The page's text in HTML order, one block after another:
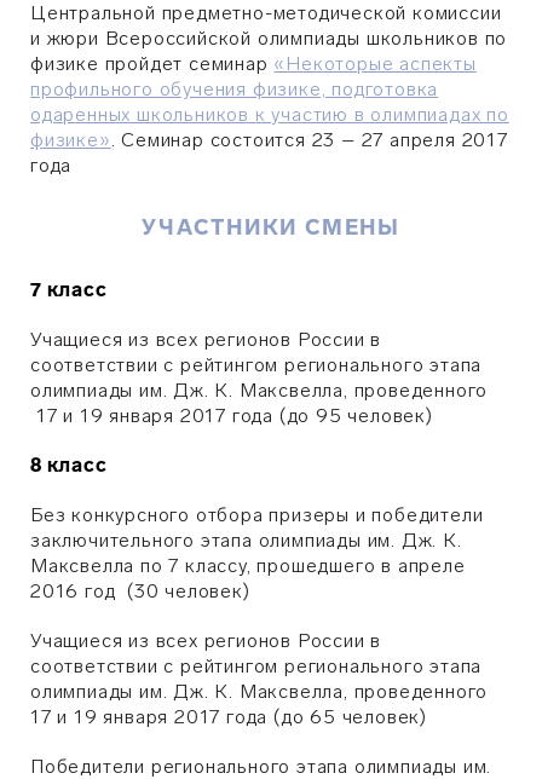
Центральной предметно-методической комиссии
и жюри Всероссийской олимпиады школьников по
физике пройдет семинар «Некоторые аспекты
профильного обучения физике, подготовка
одаренных школьников к участию в олимпиадах по
физике». Семинар состоится 23 – 27 апреля 2017
года
УЧАСТНИКИ СМЕНЫ
7 класс
Учащиеся из всех регионов России в
соответствии с рейтингом регионального этапа
олимпиады им. Дж. К. Максвелла, проведенного
17 и 19 января 2017 года (до 95 человек)
8 класс
Без конкурсного отбора призеры и победители
заключительного этапа олимпиады им. Дж. К.
Максвелла по 7 классу, прошедшего в апреле
2016 год (30 человек)
Учащиеся из всех регионов России в
соответствии с рейтингом регионального этапа
олимпиады им. Дж. К. Максвелла, проведенного
17 и 19 января 2017 года (до 65 человек)
Победители регионального этапа олимпиады им.